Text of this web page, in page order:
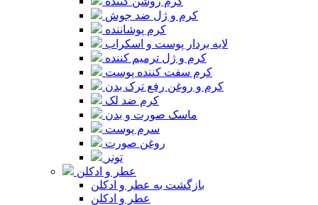
کرم و ژل ضد جوش
کرم پوشاننده
لایه بردار پوست و اسکراب
کرم و ژل ترمیم کننده
کرم سفت کننده پوست
کرم و روغن رفع ترک بدن
کرم ضد لک
ماسک صورت و بدن
سرم پوست
روغن صورت
تونر
عطر و ادکلن
بازگشت به عطر و ادکلن
عطر و ادکلن